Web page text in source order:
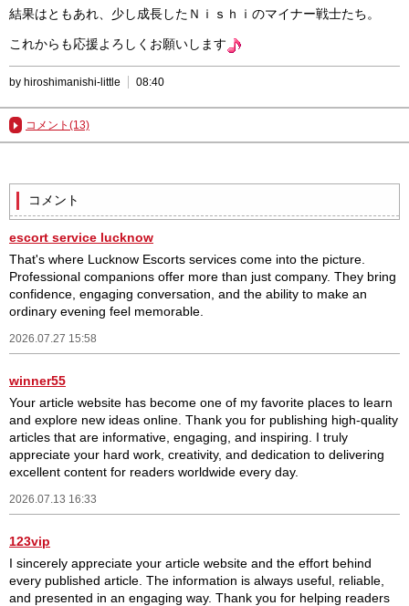
結果はともあれ、少し成長したＮｉｓｈｉのマイナー戦士たち。
これからも応援よろしくお願いします
by hiroshimanishi-little 08:40
コメント(13)
コメント
escort service lucknow
That's where Lucknow Escorts services come into the picture.
Professional companions offer more than just company. They bring
confidence, engaging conversation, and the ability to make an
ordinary evening feel memorable.
2026.07.27 15:58
winner55
Your article website has become one of my favorite places to learn
and explore new ideas online. Thank you for publishing high-quality
articles that are informative, engaging, and inspiring. I truly
appreciate your hard work, creativity, and dedication to delivering
excellent content for readers worldwide every day.
2026.07.13 16:33
123vip
I sincerely appreciate your article website and the effort behind
every published article. The information is always useful, reliable,
and presented in an engaging way. Thank you for helping readers